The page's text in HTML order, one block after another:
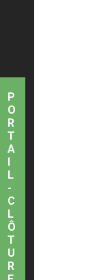
P
O
R
T
A
I
L
-
C
L
Ô
T
U
R